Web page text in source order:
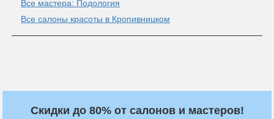
Все мастера: Подология
Все салоны красоты в Кропивницком
Скидки до 80% от салонов и мастеров!